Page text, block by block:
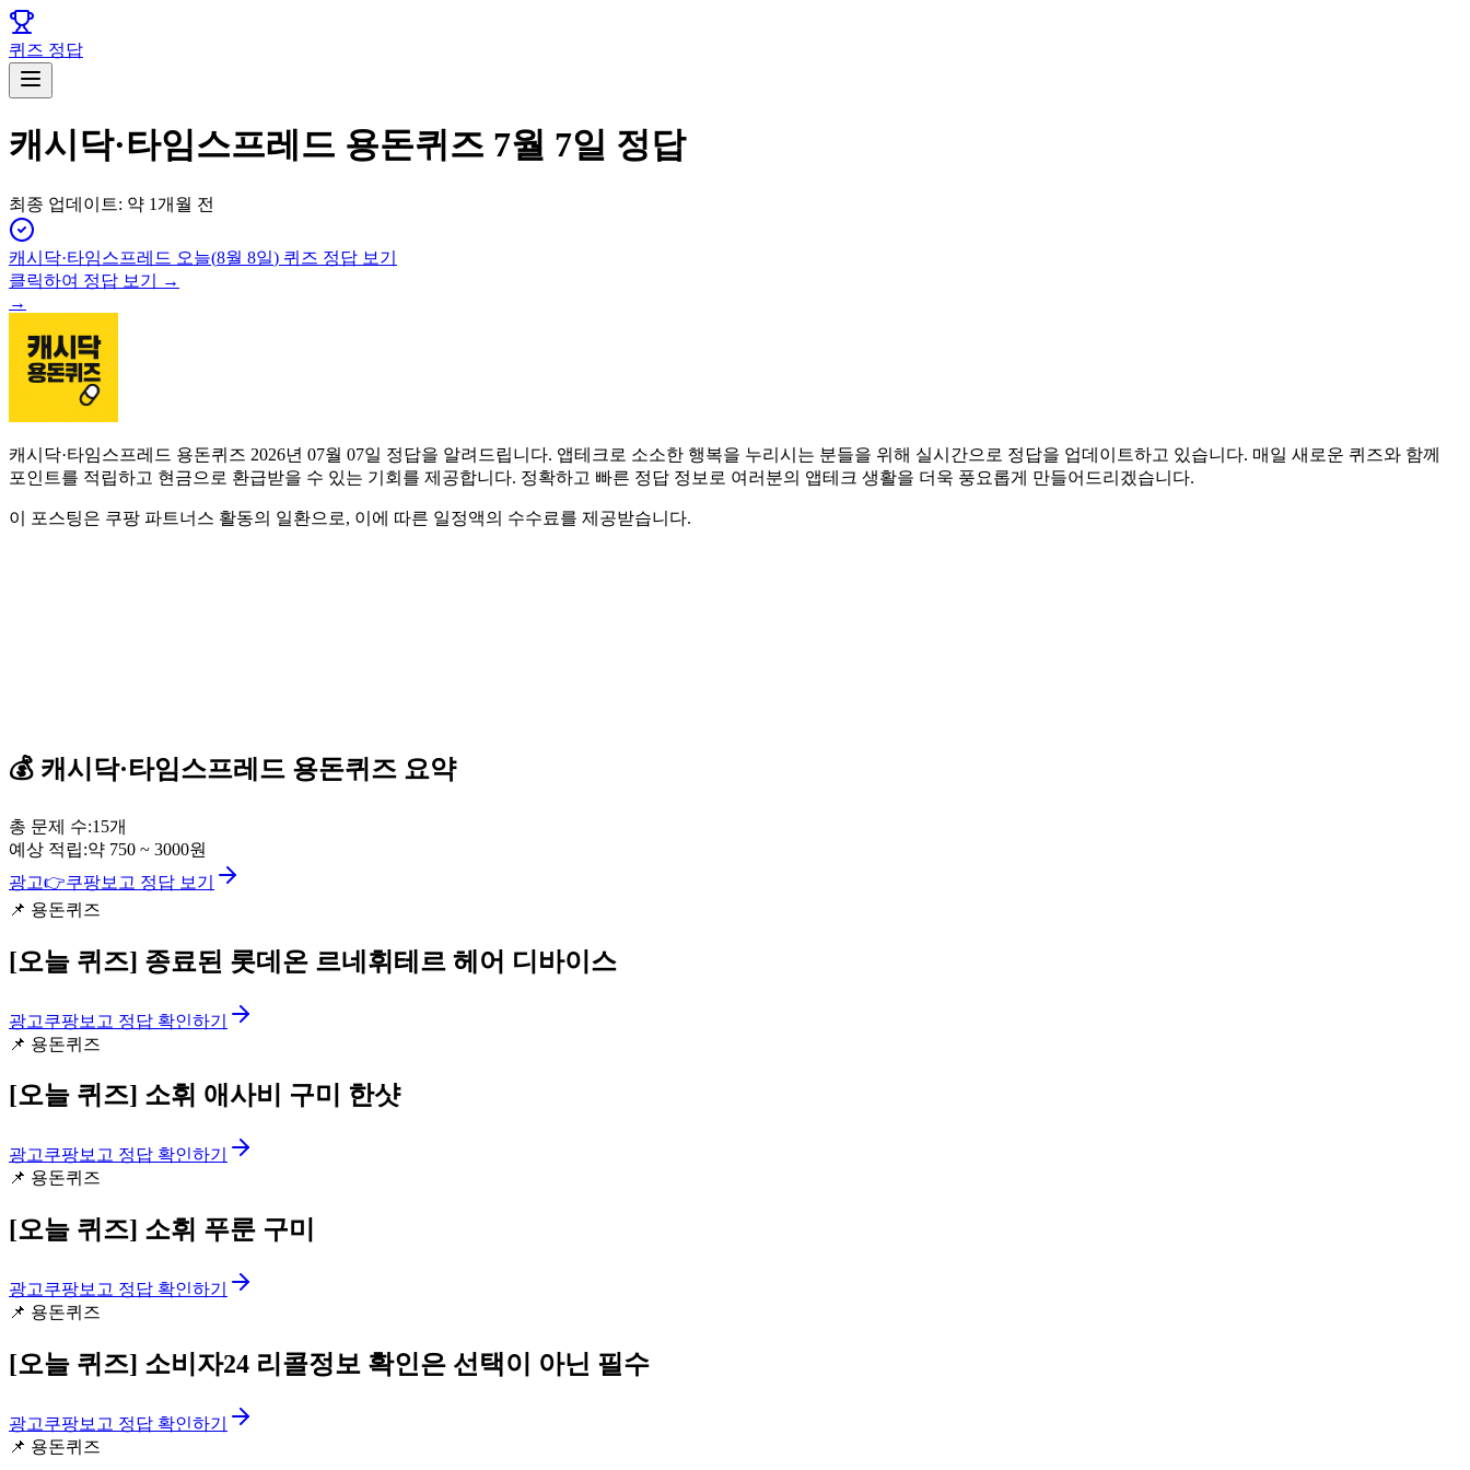
퀴즈 정답
캐시닥·타임스프레드 용돈퀴즈 7월 7일 정답
최종 업데이트: 약 1개월 전
캐시닥·타임스프레드 오늘(8월 8일) 퀴즈 정답 보기
클릭하여 정답 보기 →
→
캐시닥·타임스프레드 용돈퀴즈 2026년 07월 07일 정답을 알려드립니다. 앱테크로 소소한 행복을 누리시는 분들을 위해 실시간으로 정답을 업데이트하고 있습니다. 매일 새로운 퀴즈와 함께
포인트를 적립하고 현금으로 환급받을 수 있는 기회를 제공합니다. 정확하고 빠른 정답 정보로 여러분의 앱테크 생활을 더욱 풍요롭게 만들어드리겠습니다.
이 포스팅은 쿠팡 파트너스 활동의 일환으로, 이에 따른 일정액의 수수료를 제공받습니다.
💰 캐시닥·타임스프레드 용돈퀴즈 요약
총 문제 수:15개
예상 적립:약 750 ~ 3000원
광고👉쿠팡보고 정답 보기
📌 용돈퀴즈
[오늘 퀴즈] 종료된 롯데온 르네휘테르 헤어 디바이스
광고쿠팡보고 정답 확인하기
📌 용돈퀴즈
[오늘 퀴즈] 소휘 애사비 구미 한샷
광고쿠팡보고 정답 확인하기
📌 용돈퀴즈
[오늘 퀴즈] 소휘 푸룬 구미
광고쿠팡보고 정답 확인하기
📌 용돈퀴즈
[오늘 퀴즈] 소비자24 리콜정보 확인은 선택이 아닌 필수
광고쿠팡보고 정답 확인하기
📌 용돈퀴즈